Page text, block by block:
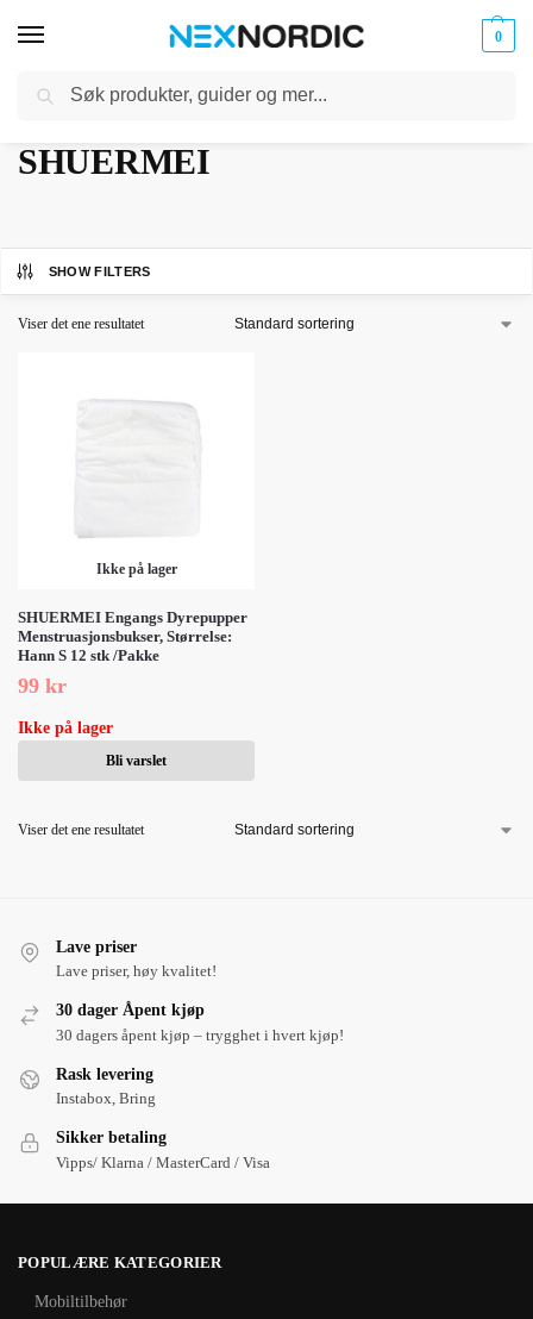
0
til
Kabler
SHUERMEI
SHOW FILTERS
Viser det ene resultatet
Ikke på lager
SHUERMEI Engangs Dyrepupper
Menstruasjonsbukser, Størrelse:
Hann S 12 stk /Pakke
99 kr
Ikke på lager
Bli varslet
Viser det ene resultatet
Lave priser
Lave priser, høy kvalitet!
30 dager Åpent kjøp
30 dagers åpent kjøp – trygghet i hvert kjøp!
Rask levering
Instabox, Bring
Sikker betaling
Vipps/ Klarna / MasterCard / Visa
POPULÆRE KATEGORIER
Mobiltilbehør